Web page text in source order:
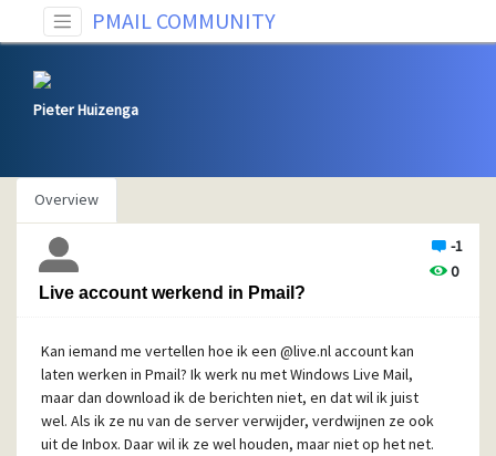
PMAIL COMMUNITY
Pieter Huizenga
Overview
-1
0
Live account werkend in Pmail?
Kan iemand me vertellen hoe ik een @live.nl account kan
laten werken in Pmail? Ik werk nu met Windows Live Mail,
maar dan download ik de berichten niet, en dat wil ik juist
wel. Als ik ze nu van de server verwijder, verdwijnen ze ook
uit de Inbox. Daar wil ik ze wel houden, maar niet op het net.